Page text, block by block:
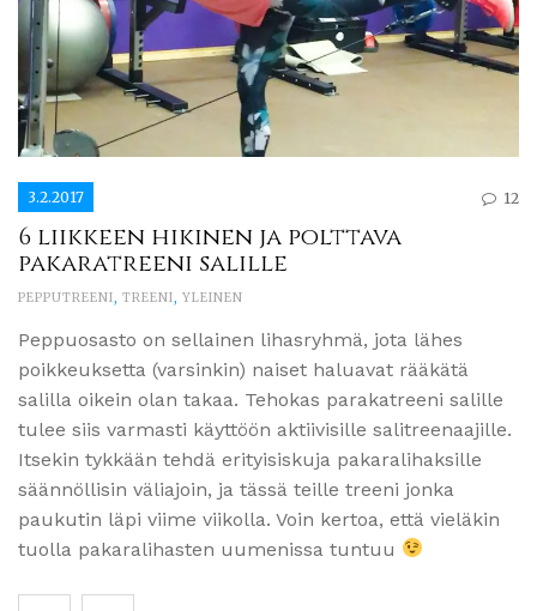
3.2.2017 12
6 liikkeen hikinen ja polttava
pakaratreeni salille
PEPPUTREENI, TREENI, YLEINEN
Peppuosasto on sellainen lihasryhmä, jota lähes
poikkeuksetta (varsinkin) naiset haluavat rääkätä
salilla oikein olan takaa. Tehokas parakatreeni salille
tulee siis varmasti käyttöön aktiivisille salitreenaajille.
Itsekin tykkään tehdä erityisiskuja pakaralihaksille
säännöllisin väliajoin, ja tässä teille treeni jonka
paukutin läpi viime viikolla. Voin kertoa, että vieläkin
tuolla pakaralihasten uumenissa tuntuu